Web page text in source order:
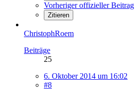
Vorheriger offizieller Beitrag
Zitieren
ChristophRoem
Beiträge
25
6. Oktober 2014 um 16:02
#8